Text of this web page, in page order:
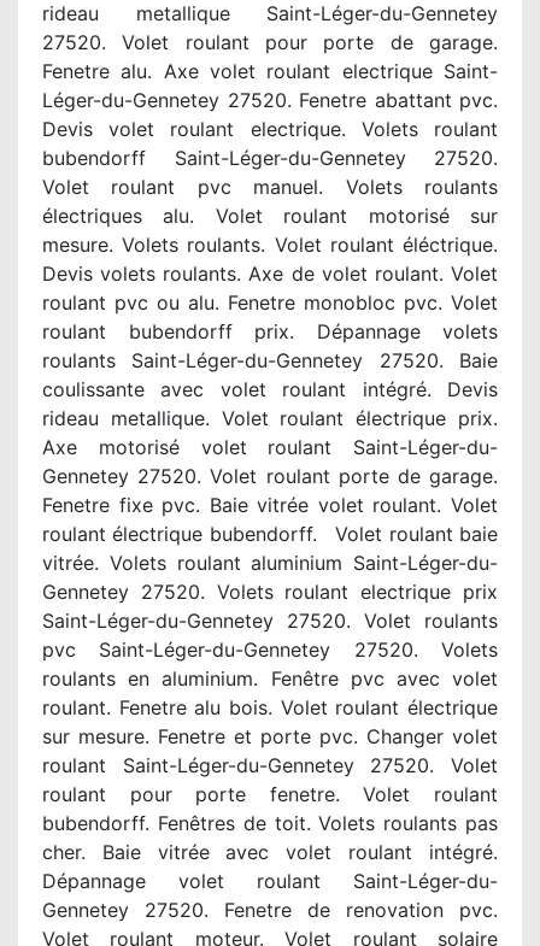
rideau metallique Saint-Léger-du-Gennetey
27520. Volet roulant pour porte de garage.
Fenetre alu. Axe volet roulant electrique Saint-
Léger-du-Gennetey 27520. Fenetre abattant pvc.
Devis volet roulant electrique. Volets roulant
bubendorff Saint-Léger-du-Gennetey 27520.
Volet roulant pvc manuel. Volets roulants
électriques alu. Volet roulant motorisé sur
mesure. Volets roulants. Volet roulant éléctrique.
Devis volets roulants. Axe de volet roulant. Volet
roulant pvc ou alu. Fenetre monobloc pvc. Volet
roulant bubendorff prix. Dépannage volets
roulants Saint-Léger-du-Gennetey 27520. Baie
coulissante avec volet roulant intégré. Devis
rideau metallique. Volet roulant électrique prix.
Axe motorisé volet roulant Saint-Léger-du-
Gennetey 27520. Volet roulant porte de garage.
Fenetre fixe pvc. Baie vitrée volet roulant. Volet
roulant électrique bubendorff. Volet roulant baie
vitrée. Volets roulant aluminium Saint-Léger-du-
Gennetey 27520. Volets roulant electrique prix
Saint-Léger-du-Gennetey 27520. Volet roulants
pvc Saint-Léger-du-Gennetey 27520. Volets
roulants en aluminium. Fenêtre pvc avec volet
roulant. Fenetre alu bois. Volet roulant électrique
sur mesure. Fenetre et porte pvc. Changer volet
roulant Saint-Léger-du-Gennetey 27520. Volet
roulant pour porte fenetre. Volet roulant
bubendorff. Fenêtres de toit. Volets roulants pas
cher. Baie vitrée avec volet roulant intégré.
Dépannage volet roulant Saint-Léger-du-
Gennetey 27520. Fenetre de renovation pvc.
Volet roulant moteur. Volet roulant solaire